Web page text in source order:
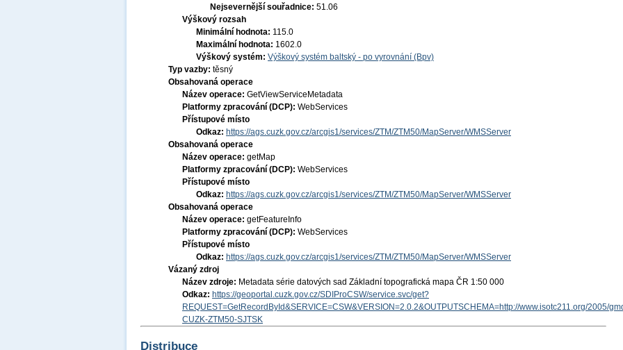
Nejsevernější souřadnice: 51.06
Výškový rozsah
Minimální hodnota: 115.0
Maximální hodnota: 1602.0
Výškový systém: Výškový systém baltský - po vyrovnání (Bpv)
Typ vazby: těsný
Obsahovaná operace
Název operace: GetViewServiceMetadata
Platformy zpracování (DCP): WebServices
Přístupové místo
Odkaz: https://ags.cuzk.gov.cz/arcgis1/services/ZTM/ZTM50/MapServer/WMSServer
Obsahovaná operace
Název operace: getMap
Platformy zpracování (DCP): WebServices
Přístupové místo
Odkaz: https://ags.cuzk.gov.cz/arcgis1/services/ZTM/ZTM50/MapServer/WMSServer
Obsahovaná operace
Název operace: getFeatureInfo
Platformy zpracování (DCP): WebServices
Přístupové místo
Odkaz: https://ags.cuzk.gov.cz/arcgis1/services/ZTM/ZTM50/MapServer/WMSServer
Vázaný zdroj
Název zdroje: Metadata série datových sad Základní topografická mapa ČR 1:50 000
Odkaz: https://geoportal.cuzk.gov.cz/SDIProCSW/service.svc/get?
REQUEST=GetRecordById&SERVICE=CSW&VERSION=2.0.2&OUTPUTSCHEMA=http://www.isotc211.org/2005/
CUZK-ZTM50-SJTSK
Distribuce